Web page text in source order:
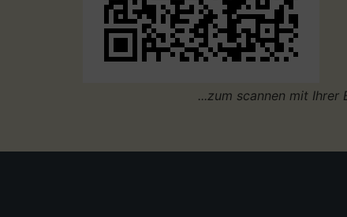
...zum scannen mit Ihrer